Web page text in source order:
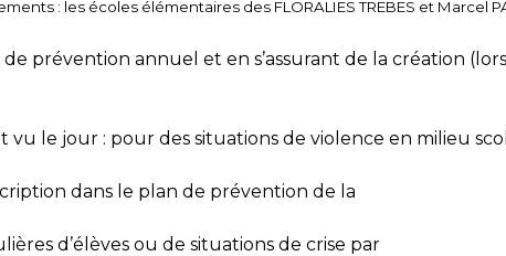
: les écoles élémentaires des FLORALIES TREBES et Marcel
prévention annuel et en s’assurant de la création
vu le jour : pour des situations de violence en milieu
dans le plan de prévention de la
d’élèves ou de situations de crise par